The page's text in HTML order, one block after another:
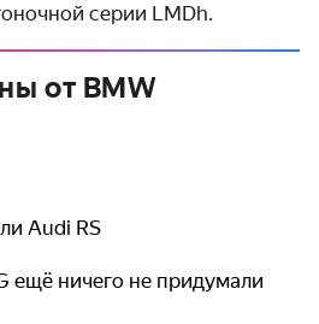
серии LMDh.
от BMW
Audi RS
ещё ничего не придумали